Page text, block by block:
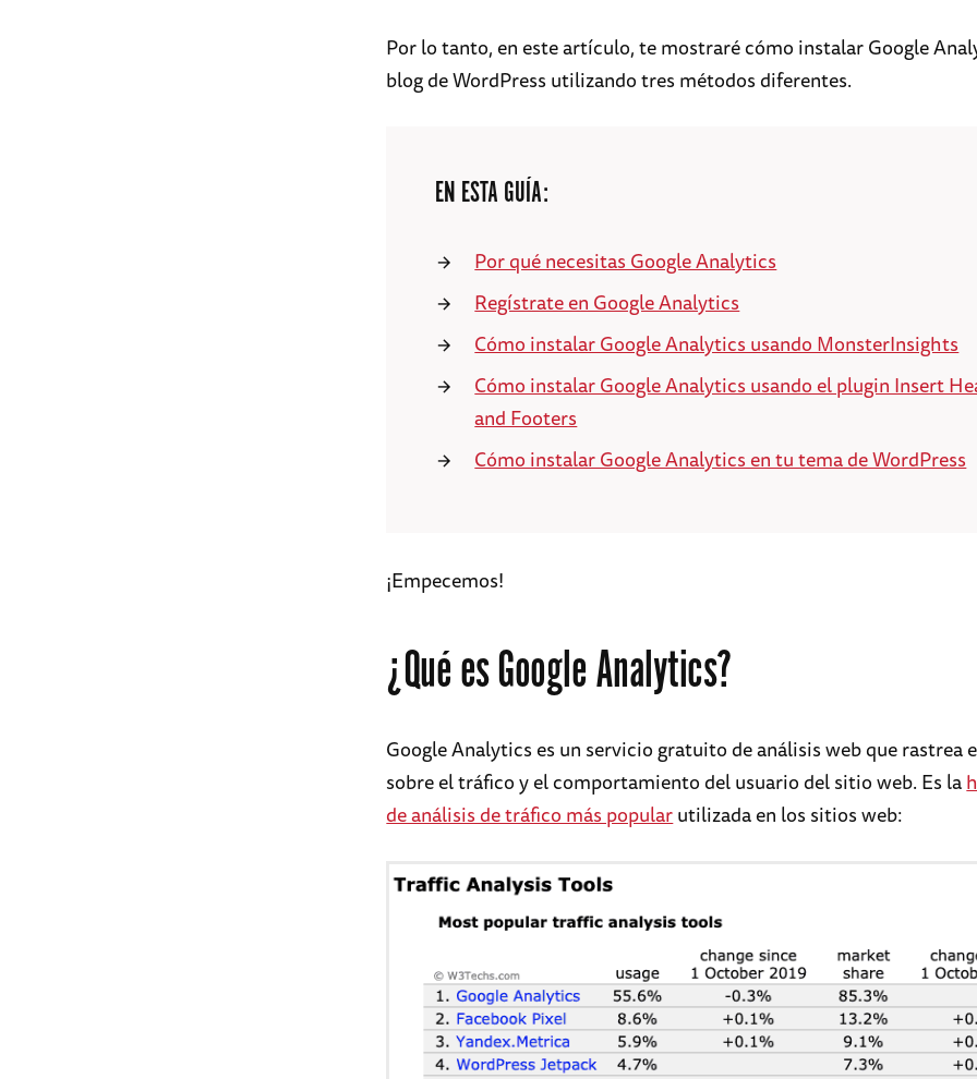
Por lo tanto, en este artículo, te mostraré cómo instalar Google
blog de WordPress utilizando tres métodos diferentes.
EN ESTA GUÍA:
Por qué necesitas Google Analytics
Regístrate en Google Analytics
Cómo instalar Google Analytics usando MonsterInsights
Cómo instalar Google Analytics usando el plugin Insert
and Footers
Cómo instalar Google Analytics en tu tema de WordPress
¡Empecemos!
¿Qué es Google Analytics?
Google Analytics es un servicio gratuito de análisis web que rastrea
sobre el tráfico y el comportamiento del usuario del sitio web. Es la
de análisis de tráfico más popularutilizada en los sitios web: